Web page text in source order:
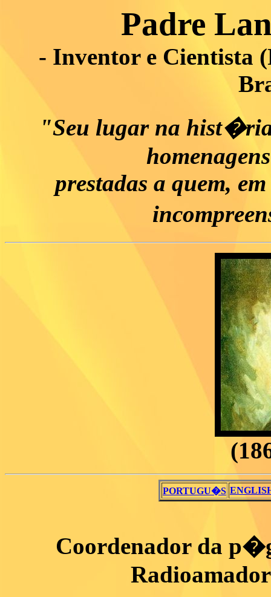
Padre
- Inventor e Cientista
"Seu lugar na
prestadas a quem,
PORTUGU�S
Coordenador da